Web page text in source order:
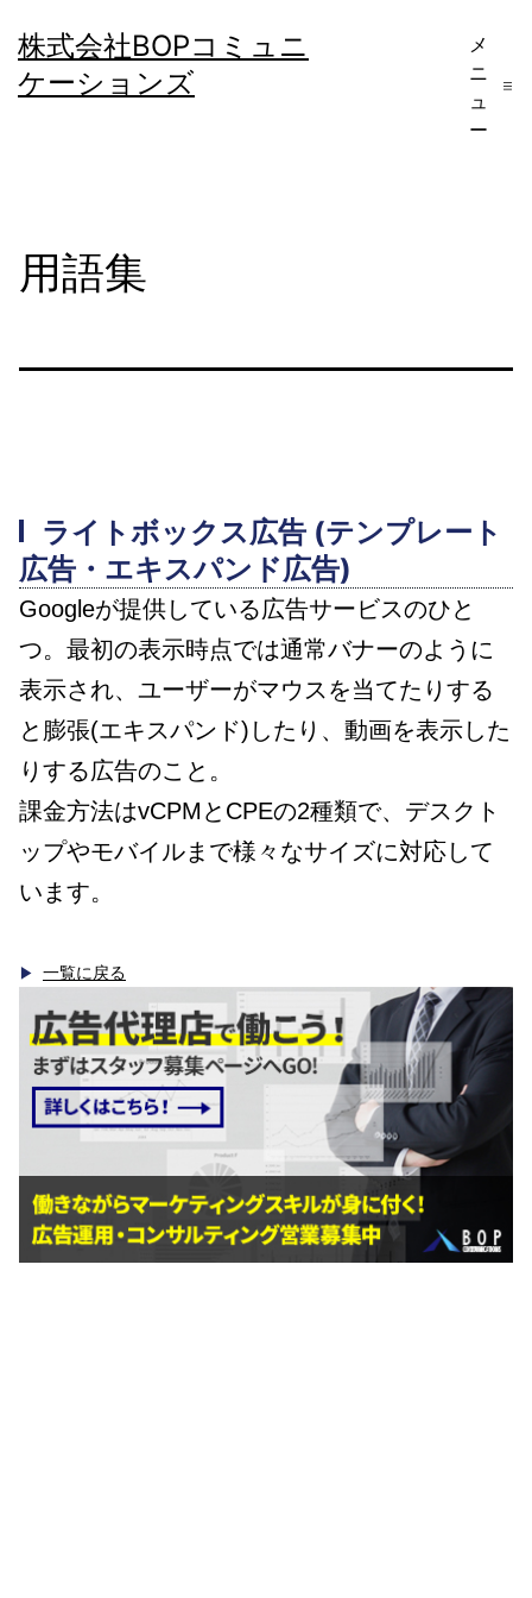
ン
テ
株式会社BOPコミュニ
ケーションズ
メ
ニ
ュ
ー
用語集
ライトボックス広告 (テンプレート
広告・エキスパンド広告)
Googleが提供している広告サービスのひと
つ。最初の表示時点では通常バナーのように
表示され、ユーザーがマウスを当てたりする
と膨張(エキスパンド)したり、動画を表示した
りする広告のこと。
課金方法はvCPMとCPEの2種類で、デスクト
ップやモバイルまで様々なサイズに対応して
います。
一覧に戻る